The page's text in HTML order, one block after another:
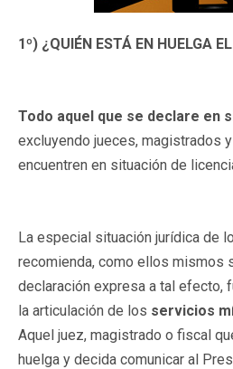
1º) ¿QUIÉN ESTÁ EN HUELGA
Todo aquel que se declare en
excluyendo jueces, magistrados
encuentren en situación de
La especial situación jurídica de
recomienda, como ellos mismos
declaración expresa a tal efecto,
la articulación de los servicios
Aquel juez, magistrado o fiscal
huelga y decida comunicar al